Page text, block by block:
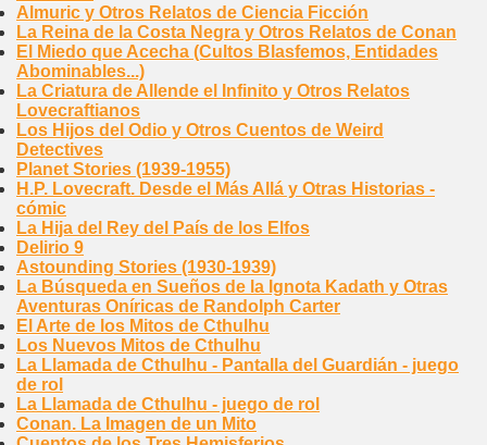
Almuric y Otros Relatos de Ciencia Ficción
La Reina de la Costa Negra y Otros Relatos de Conan
El Miedo que Acecha (Cultos Blasfemos, Entidades
Abominables...)
La Criatura de Allende el Infinito y Otros Relatos
Lovecraftianos
Los Hijos del Odio y Otros Cuentos de Weird
Detectives
Planet Stories (1939-1955)
H.P. Lovecraft. Desde el Más Allá y Otras Historias -
cómic
La Hija del Rey del País de los Elfos
Delirio 9
Astounding Stories (1930-1939)
La Búsqueda en Sueños de la Ignota Kadath y Otras
Aventuras Oníricas de Randolph Carter
El Arte de los Mitos de Cthulhu
Los Nuevos Mitos de Cthulhu
La Llamada de Cthulhu - Pantalla del Guardián - juego
de rol
La Llamada de Cthulhu - juego de rol
Conan. La Imagen de un Mito